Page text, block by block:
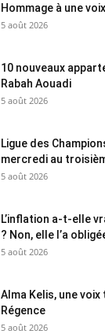
Hommage à une
5 août 2026
10 nouveaux
Rabah Aouadi
5 août 2026
Ligue des
mercredi au
5 août 2026
L’inflation a-t-elle
? Non, elle l’a
5 août 2026
Alma Kelis, une
Régence
5 août 2026